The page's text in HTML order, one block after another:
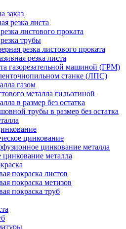
заказ
резка листа
листового проката
трубы
резка листового проката
резка листа
газорезательной машиной (ГРМ)
станке (ЛПС)
газом
металла гильотиной
в размер без остатка
трубы в размер без остатка
цинкование
цинкование металла
цинкование металла
покраска листов
покраска метизов
покраска труб